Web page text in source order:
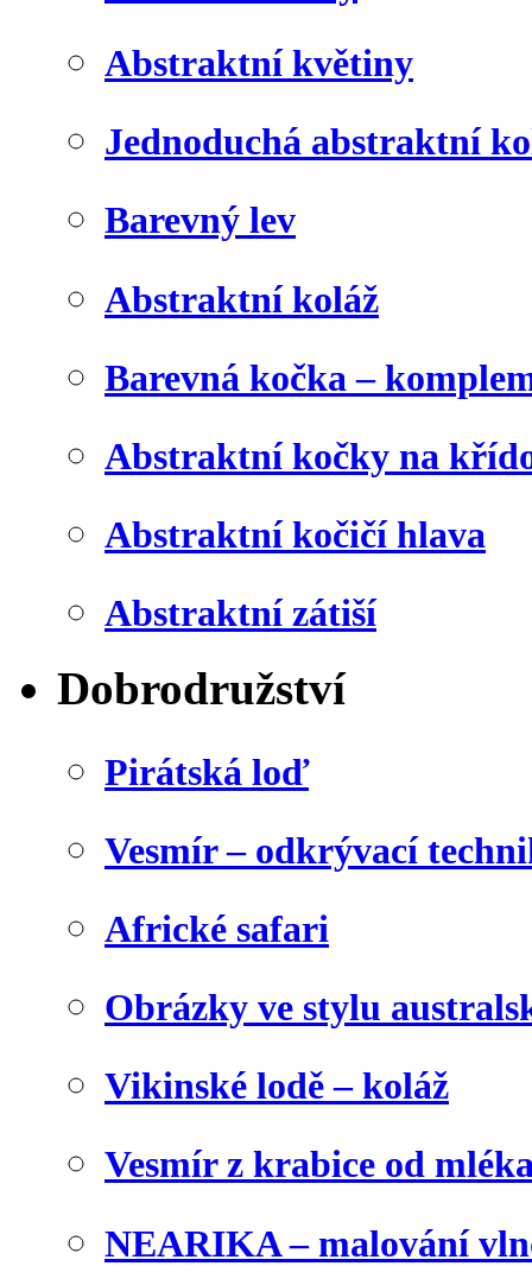
Abstraktní květiny
Jednoduchá abstraktní
Barevný lev
Abstraktní koláž
Barevná kočka –
Abstraktní kočky na
Abstraktní kočičí hlava
Abstraktní zátiší
Dobrodružství
Pirátská loď
Vesmír – odkrývací
Africké safari
Obrázky ve stylu
Vikinské lodě – koláž
Vesmír z krabice od
NEARIKA – malování